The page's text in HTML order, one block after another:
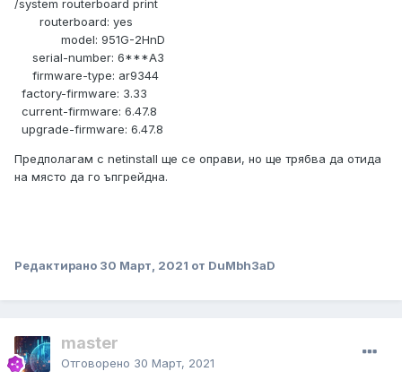
/system routerboard print
routerboard: yes
model: 951G-2HnD
serial-number: 6***A3
firmware-type: ar9344
factory-firmware: 3.33
current-firmware: 6.47.8
upgrade-firmware: 6.47.8
Предполагам с netinstall ще се оправи, но ще трябва да отида
на място да го ъпгрейдна.
Редактирано 30 Март, 2021 от DuMbh3aD
master
Отговорено 30 Март, 2021